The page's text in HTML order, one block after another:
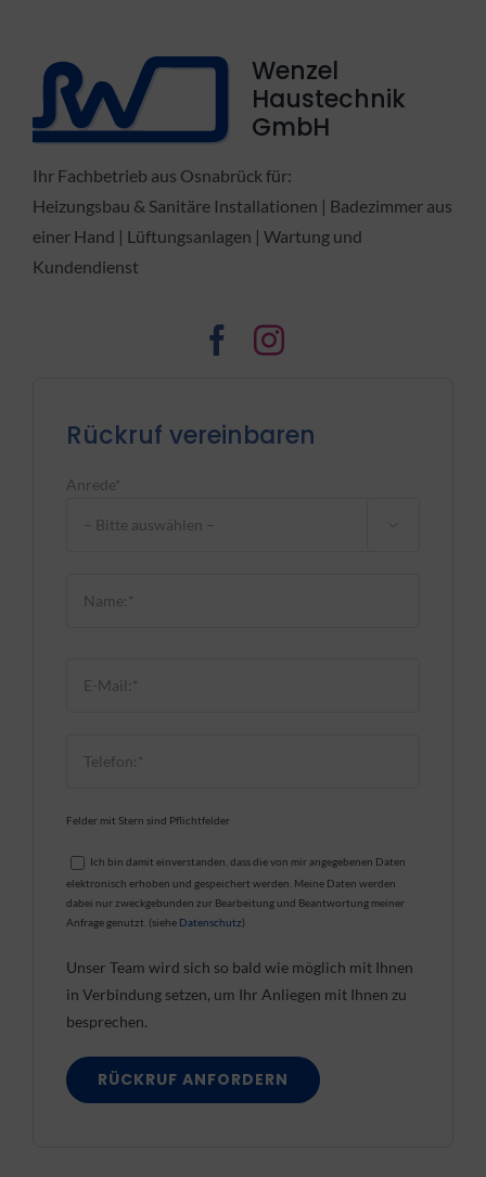
Wenzel
Haustechnik
GmbH
Ihr Fachbetrieb aus Osnabrück für:
Heizungsbau & Sanitäre Installationen | Badezimmer aus
einer Hand | Lüftungsanlagen | Wartung und
Kundendienst
Rückruf vereinbaren
Anrede*
Felder mit Stern sind Pflichtfelder
Ich bin damit einverstanden, dass die von mir angegebenen Daten
elektronisch erhoben und gespeichert werden. Meine Daten werden
dabei nur zweckgebunden zur Bearbeitung und Beantwortung meiner
Anfrage genutzt. (siehe Datenschutz)
Unser Team wird sich so bald wie möglich mit Ihnen
in Verbindung setzen, um Ihr Anliegen mit Ihnen zu
besprechen.